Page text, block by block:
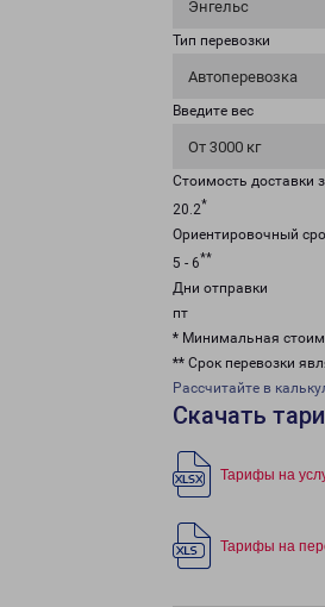
Энгельс
Тип перевозки
Автоперевозка
Введите вес
От 3000 кг
Стоимость доставки
20.2*
Ориентировочный
5 - 6**
Дни отправки
пт
* Минимальная
** Срок перевозки
Рассчитайте в
Скачать
Тарифы на
Тарифы на